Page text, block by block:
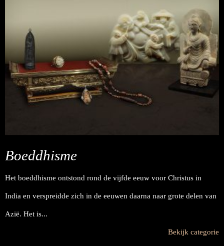
Boeddhisme
Het boeddhisme ontstond rond de vijfde eeuw voor Christus in
India en verspreidde zich in de eeuwen daarna naar grote delen van
Azië. Het is...